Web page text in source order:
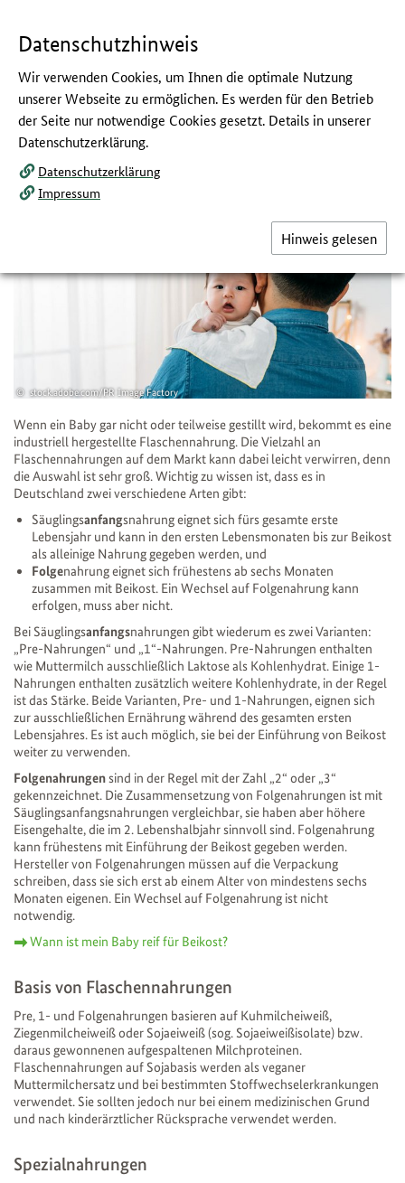
und
Service
Was gehört ins Fläschchen?
Einkaufshilfe für Flaschennahrung
Wenn dein kleines Baby hungrig ist und nicht gestillt wird,
bekommt es Pre- oder 1-Nahrung. Doch was steckt in
Flaschenmilch für Babys und worauf sollten Eltern achten?
stock.adobe.com/PR Image Factory
Wenn ein Baby gar nicht oder teilweise gestillt wird, bekommt es eine
industriell hergestellte Flaschennahrung. Die Vielzahl an
Flaschennahrungen auf dem Markt kann dabei leicht verwirren, denn
die Auswahl ist sehr groß. Wichtig zu wissen ist, dass es in
Deutschland zwei verschiedene Arten gibt:
Säuglingsanfangsnahrung eignet sich fürs gesamte erste
Lebensjahr und kann in den ersten Lebensmonaten bis zur Beikost
als alleinige Nahrung gegeben werden, und
Folgenahrung eignet sich frühestens ab sechs Monaten
zusammen mit Beikost. Ein Wechsel auf Folgenahrung kann
erfolgen, muss aber nicht.
Bei Säuglingsanfangsnahrungen gibt wiederum es zwei Varianten:
„Pre-Nahrungen“ und „1“-Nahrungen. Pre-Nahrungen enthalten
wie Muttermilch ausschließlich Laktose als Kohlenhydrat. Einige 1-
Nahrungen enthalten zusätzlich weitere Kohlenhydrate, in der Regel
ist das Stärke. Beide Varianten, Pre- und 1-Nahrungen, eignen sich
zur ausschließlichen Ernährung während des gesamten ersten
Lebensjahres. Es ist auch möglich, sie bei der Einführung von Beikost
weiter zu verwenden.
Folgenahrungensind in der Regel mit der Zahl „2“ oder „3“
gekennzeichnet. Die Zusammensetzung von Folgenahrungen ist mit
Säuglingsanfangsnahrungen vergleichbar, sie haben aber höhere
Eisengehalte, die im 2. Lebenshalbjahr sinnvoll sind. Folgenahrung
kann frühestens mit Einführung der Beikost gegeben werden.
Hersteller von Folgenahrungen müssen auf die Verpackung
schreiben, dass sie sich erst ab einem Alter von mindestens sechs
Monaten eigenen. Ein Wechsel auf Folgenahrung ist nicht
notwendig.
Wann ist mein Baby reif für Beikost?
Basis von Flaschennahrungen
Pre, 1- und Folgenahrungen basieren auf Kuhmilcheiweiß,
Ziegenmilcheiweiß oder Sojaeiweiß (sog. Sojaeiweißisolate) bzw.
daraus gewonnenen aufgespaltenen Milchproteinen.
Flaschennahrungen auf Sojabasis werden als veganer
Muttermilchersatz und bei bestimmten Stoffwechselerkrankungen
verwendet. Sie sollten jedoch nur bei einem medizinischen Grund
und nach kinderärztlicher Rücksprache verwendet werden.
Spezialnahrungen
Datenschutzhinweis
Wir verwenden Cookies, um Ihnen die optimale Nutzung
unserer Webseite zu ermöglichen. Es werden für den Betrieb
der Seite nur notwendige Cookies gesetzt. Details in unserer
Datenschutzerklärung.
Datenschutzerklärung
Impressum
Hinweis gelesen